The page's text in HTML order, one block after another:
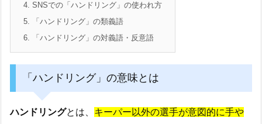
4. SNSでの「ハンドリング」の使われ方
5. 「ハンドリング」の類義語
6. 「ハンドリング」の対義語・反意語
「ハンドリング」の意味とは
ハンドリングとは、 キーパー以外の選手が意図的に手や